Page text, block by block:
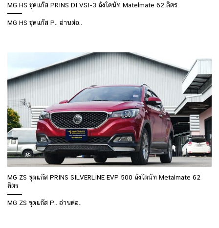
MG HS ชุดแก๊ส PRINS DI VSI-3 ถังโดนัท Matelmate 62 ลิตร
MG HS ชุดแก๊ส P.. อ่านต่อ..
MG ZS ชุดแก๊ส PRINS SILVERLINE EVP 500 ถังโดนัท Metalmate 62
ลิตร
MG ZS ชุดแก๊ส P.. อ่านต่อ..